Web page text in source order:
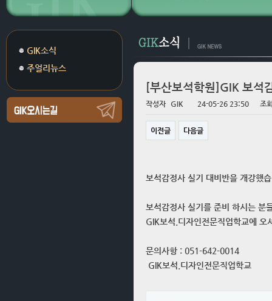
GIK소식
주얼리뉴스
[부산보석학원]GIK 보석
작성자 GIK 24-05-26 23:50 조
이전글 다음글
보석감정사 실기 대비반을 개강했
보석감정사 실기를 준비 하시는 분
GIK보석.디자인전문직업학교에
문의사항 : 051-642-0014
GIK보석.디자인전문직업학교